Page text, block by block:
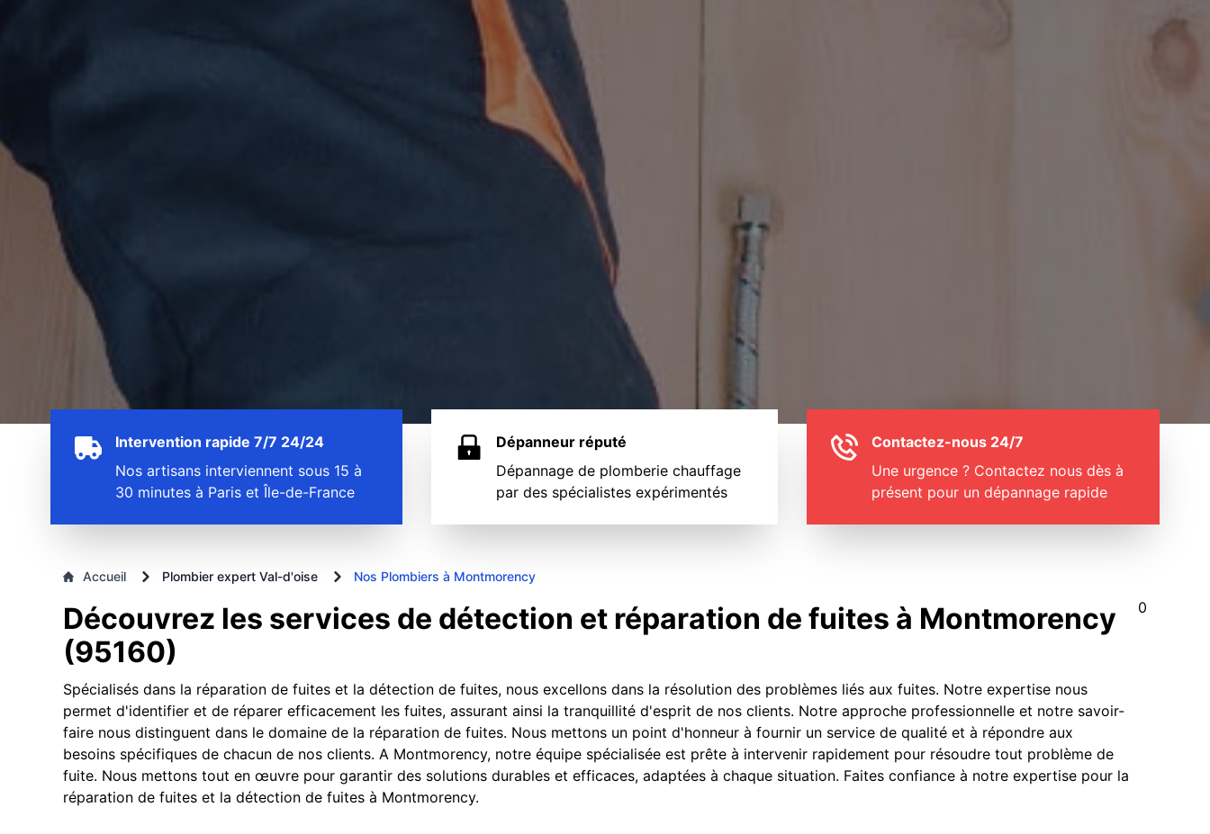
Intervention rapide 7/7 24/24
Nos artisans interviennent sous 15 à
30 minutes à Paris et Île-de-France
Dépanneur réputé
Dépannage de plomberie chauffage
par des spécialistes expérimentés
Contactez-nous 24/7
Une urgence ? Contactez nous dès à
présent pour un dépannage rapide
Accueil Plombier expert Val-d'oise Nos Plombiers à Montmorency
Découvrez les services de détection et réparation de fuites à Montmorency
(95160)
Spécialisés dans la réparation de fuites et la détection de fuites, nous excellons dans la résolution des problèmes liés aux fuites. Notre expertise nous
permet d'identifier et de réparer efficacement les fuites, assurant ainsi la tranquillité d'esprit de nos clients. Notre approche professionnelle et notre savoir-
faire nous distinguent dans le domaine de la réparation de fuites. Nous mettons un point d'honneur à fournir un service de qualité et à répondre aux
besoins spécifiques de chacun de nos clients. A Montmorency, notre équipe spécialisée est prête à intervenir rapidement pour résoudre tout problème de
fuite. Nous mettons tout en œuvre pour garantir des solutions durables et efficaces, adaptées à chaque situation. Faites confiance à notre expertise pour la
réparation de fuites et la détection de fuites à Montmorency.
0